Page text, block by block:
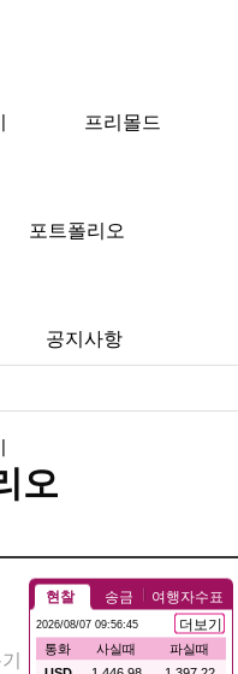
프리몰드
포트폴리오
공지사항
오
오